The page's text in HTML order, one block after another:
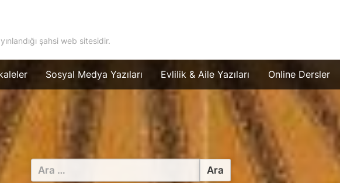
şahsi web sitesidir.
Sosyal Medya Yazıları Evlilik & Aile Yazıları Online Dersler
Arama: